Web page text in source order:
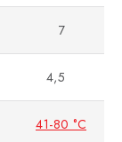
7
4,5
41-80 °C